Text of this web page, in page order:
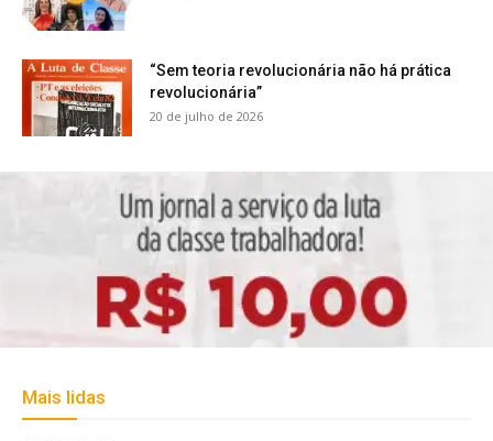
“Sem teoria revolucionária não há prática
revolucionária”
20 de julho de 2026
Mais lidas